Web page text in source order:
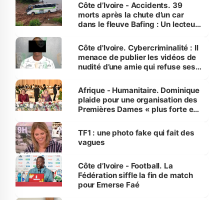
Côte d’Ivoire - Accidents. 39
morts après la chute d’un car
dans le fleuve Bafing : Un lecteur
des Transports
Côte d'Ivoire. Cybercriminalité : Il
menace de publier les vidéos de
nudité d’une amie qui refuse ses
Afrique - Humanitaire. Dominique
plaide pour une organisation des
Premières Dames « plus forte et
sur la scène internationale »
TF1 : une photo fake qui fait des
vagues
Côte d’Ivoire - Football. La
Fédération siffle la fin de match
pour Emerse Faé